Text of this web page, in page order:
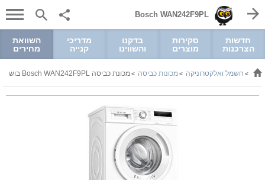
Bosch WAN242F9PL
חדשות
הצרכנות
סקירות
מוצרים
בדקנו
והשווינו
מדריכי
קנייה
השוואת
מחירים
> חשמל ואלקטרוניקה >מכונות כביסה >מכונת כביסה Bosch WAN242F9PL בוש